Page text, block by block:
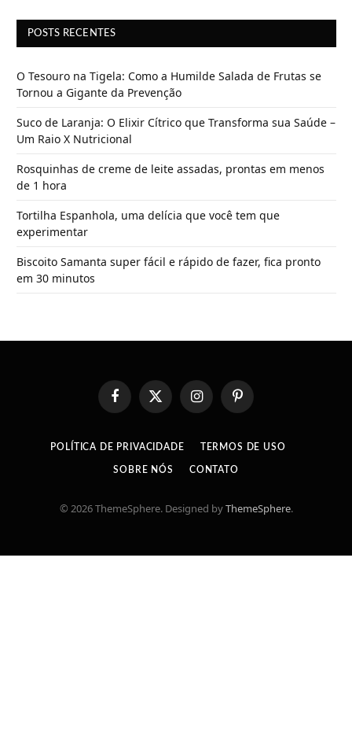
POSTS RECENTES
O Tesouro na Tigela: Como a Humilde Salada de Frutas se
Tornou a Gigante da Prevenção
Suco de Laranja: O Elixir Cítrico que Transforma sua Saúde –
Um Raio X Nutricional
Rosquinhas de creme de leite assadas, prontas em menos
de 1 hora
Tortilha Espanhola, uma delícia que você tem que
experimentar
Biscoito Samanta super fácil e rápido de fazer, fica pronto
em 30 minutos
FacebookX
(Twitter)
InstagramPinterest
POLÍTICA DE PRIVACIDADE TERMOS DE USO
SOBRE NÓS CONTATO
© 2026 ThemeSphere. Designed byThemeSphere.